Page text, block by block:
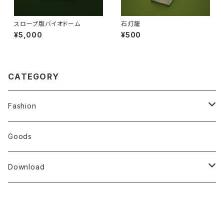
スロープ版バイオドーム
¥5,000
石灯籠
¥500
CATEGORY
Fashion
T-shirt
Goods
Download